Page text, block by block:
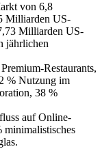
von 6,8
Milliarden US-
Milliarden US-
jährlichen
Restaurants,
% Nutzung im
38 %
auf Online-
minimalistisches